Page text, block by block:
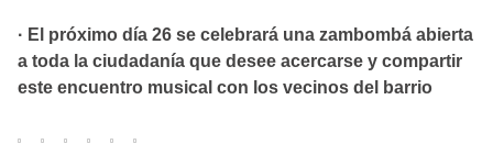
· El próximo día 26 se celebrará una zambombá abierta
a toda la ciudadanía que desee acercarse y compartir
este encuentro musical con los vecinos del barrio